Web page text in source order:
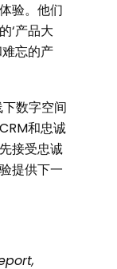
验。他们
‘产品大
忘的产
数字空间
和忠诚
接受忠诚
提供下一